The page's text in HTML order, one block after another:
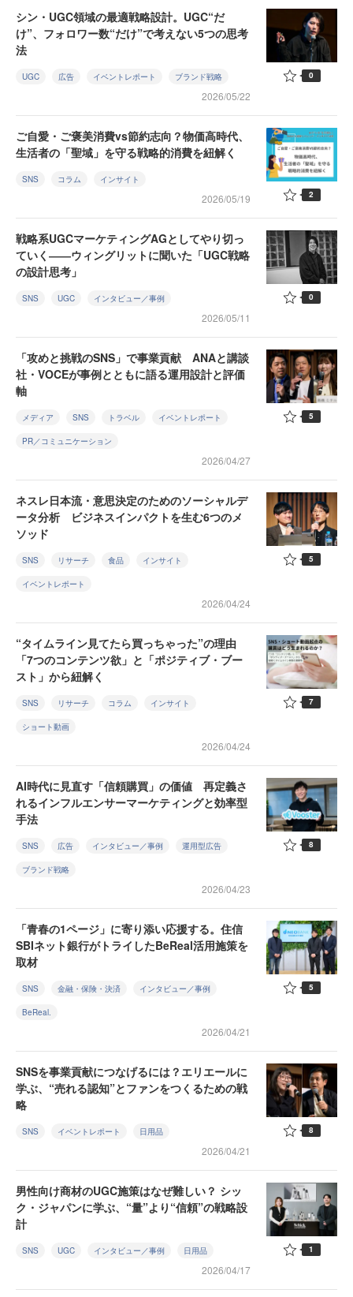
シン・UGC領域の最適戦略設計。UGC“だ
け”、フォロワー数“だけ”で考えない5つの思考
法
UGC 広告 イベントレポート ブランド戦略
2026/05/22
0
ご自愛・ご褒美消費vs節約志向？物価高時代、
生活者の「聖域」を守る戦略的消費を紐解く
SNS コラム インサイト
2026/05/19 2
戦略系UGCマーケティングAGとしてやり切っ
ていく――ウィングリットに聞いた「UGC戦略
の設計思考」
SNS UGC インタビュー／事例
2026/05/11
0
「攻めと挑戦のSNS」で事業貢献 ANAと講談
社・VOCEが事例とともに語る運用設計と評価
軸
メディア SNS トラベル イベントレポート
PR／コミュニケーション
2026/04/27
5
ネスレ日本流・意思決定のためのソーシャルデ
ータ分析 ビジネスインパクトを生む6つのメ
ソッド
SNS リサーチ 食品 インサイト
イベントレポート
2026/04/24
5
“タイムライン見てたら買っちゃった”の理由
「7つのコンテンツ欲」と「ポジティブ・ブー
スト」から紐解く
SNS リサーチ コラム インサイト
ショート動画
2026/04/24
7
AI時代に見直す「信頼購買」の価値 再定義さ
れるインフルエンサーマーケティングと効率型
手法
SNS 広告 インタビュー／事例 運用型広告
ブランド戦略
2026/04/23
8
「青春の1ページ」に寄り添い応援する。住信
SBIネット銀行がトライしたBeReal活用施策を
取材
SNS 金融・保険・決済 インタビュー／事例
BeReal.
2026/04/21
5
SNSを事業貢献につなげるには？エリエールに
学ぶ、“売れる認知”とファンをつくるための戦
略
SNS イベントレポート 日用品
2026/04/21
8
男性向け商材のUGC施策はなぜ難しい？ シッ
ク・ジャパンに学ぶ、“量”より“信頼”の戦略設
計
SNS UGC インタビュー／事例 日用品
2026/04/17
1